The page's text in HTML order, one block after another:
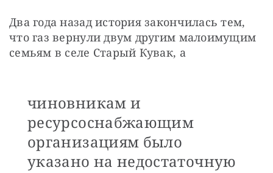
Два года назад история закончилась тем,
что газ вернули двум другим малоимущим
семьям в селе Старый Кувак, а
чиновникам и
ресурсоснабжающим
организациям было
указано на недостаточную